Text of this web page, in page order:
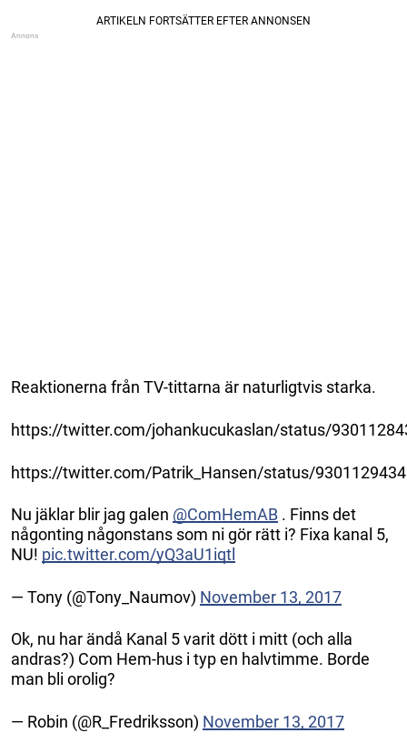
Reaktionerna från TV-tittarna är naturligtvis starka.
https://twitter.com/johankucukaslan/status/
https://twitter.com/Patrik_Hansen/status/
Nu jäklar blir jag galen @ComHemAB . Finns det
någonting någonstans som ni gör rätt i? Fixa kanal 5,
NU! pic.twitter.com/yQ3aU1iqtl
— Tony (@Tony_Naumov) November 13, 2017
Ok, nu har ändå Kanal 5 varit dött i mitt (och alla
andras?) Com Hem-hus i typ en halvtimme. Borde
man bli orolig?
— Robin (@R_Fredriksson) November 13, 2017